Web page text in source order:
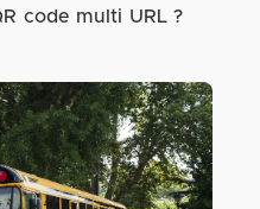
code multi URL ?